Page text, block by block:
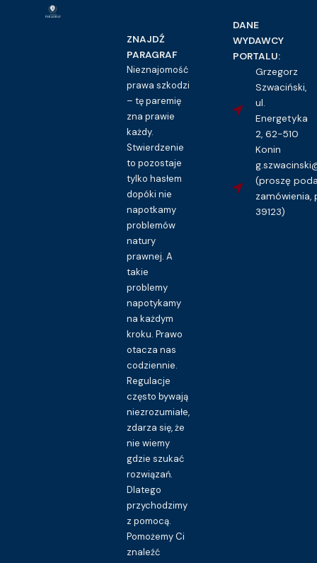
ZNAJDŹ
PARAGRAF
Nieznajomość
prawa szkodzi
– tę paremię
zna prawie
każdy.
Stwierdzenie
to pozostaje
tylko hasłem
dopóki nie
napotkamy
problemów
natury
prawnej. A
takie
problemy
napotykamy
na każdym
kroku. Prawo
otacza nas
codziennie.
Regulacje
często bywają
niezrozumiałe,
zdarza się, że
nie wiemy
gdzie szukać
rozwiązań.
Dlatego
przychodzimy
z pomocą.
Pomożemy Ci
znaleźć
DANE
WYDAWCY
PORTALU:
Grzegorz
Szwaciński,
ul.
Energetyka
2, 62-510
Konin
(proszę
zamówienia,
39123)